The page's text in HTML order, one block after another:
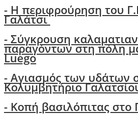
- H περιφρούρηση του
Γαλάτσι
-Σύγκρουση
παραγόντων στη πόλη
Luego
- Αγιασμός των υδάτων
Κολυμβητήριο
- Κοπή βασιλόπιτας στο